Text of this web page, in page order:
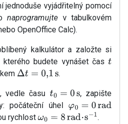
jednoduše vyjádřitelný pomocí
naprogramujte v tabulkovém
OpenOffice Calc).
kalkulátor a založte si
kterého budete vynášet čast
Δt= 0,1 s .
vedle času t0=0s
, zapište
počáteční úhel φ0 =0rad
rychlost ω0 =8 rad⋅s−1 .